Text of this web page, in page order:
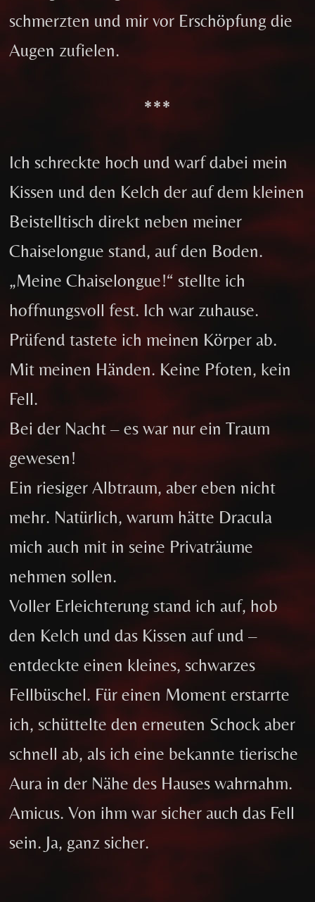
schmerzten und mir vor Erschöpfung die
Augen zufielen.
***
Ich schreckte hoch und warf dabei mein
Kissen und den Kelch der auf dem kleinen
Beistelltisch direkt neben meiner
Chaiselongue stand, auf den Boden.
„Meine Chaiselongue!“ stellte ich
hoffnungsvoll fest. Ich war zuhause.
Prüfend tastete ich meinen Körper ab.
Mit meinen Händen. Keine Pfoten, kein
Fell.
Bei der Nacht – es war nur ein Traum
gewesen!
Ein riesiger Albtraum, aber eben nicht
mehr. Natürlich, warum hätte Dracula
mich auch mit in seine Privaträume
nehmen sollen.
Voller Erleichterung stand ich auf, hob
den Kelch und das Kissen auf und –
entdeckte einen kleines, schwarzes
Fellbüschel. Für einen Moment erstarrte
ich, schüttelte den erneuten Schock aber
schnell ab, als ich eine bekannte tierische
Aura in der Nähe des Hauses wahrnahm.
Amicus. Von ihm war sicher auch das Fell
sein. Ja, ganz sicher.